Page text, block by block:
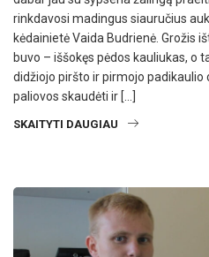
rinkdavosi madingus siauručius
kėdainietė Vaida Budrienė. Grožis
buvo – iššokęs pėdos kauliukas, o
didžiojo piršto ir pirmojo padikaulio
paliovos skaudėti ir […]
SKAITYTI DAUGIAU